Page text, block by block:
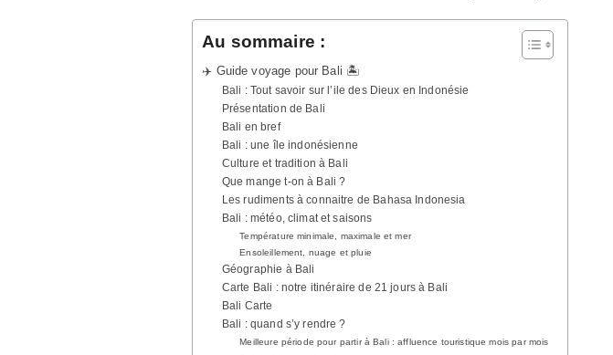
Au sommaire :
✈️ Guide voyage pour Bali 🏝️
Bali : Tout savoir sur l’ile des Dieux en Indonésie
Présentation de Bali
Bali en bref
Bali : une île indonésienne
Culture et tradition à Bali
Que mange t-on à Bali ?
Les rudiments à connaitre de Bahasa Indonesia
Bali : météo, climat et saisons
Température minimale, maximale et mer
Ensoleillement, nuage et pluie
Géographie à Bali
Carte Bali : notre itinéraire de 21 jours à Bali
Bali Carte
Bali : quand s’y rendre ?
Meilleure période pour partir à Bali : affluence touristique mois par mois